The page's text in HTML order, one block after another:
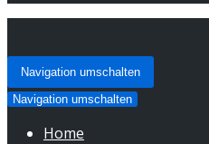
Navigation umschalten
Navigation umschalten
Home